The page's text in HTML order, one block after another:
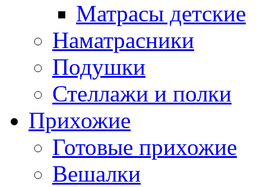
Матрасы детские
Наматрасники
Подушки
Стеллажи и полки
Прихожие
Готовые прихожие
Вешалки